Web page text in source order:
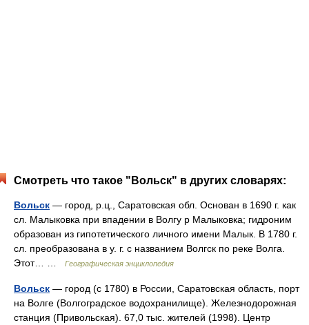
Смотреть что такое "Вольск" в других словарях:
Вольск — город, р.ц., Саратовская обл. Основан в 1690 г. как
сл. Малыковка при впадении в Волгу р Малыковка; гидроним
образован из гипотетического личного имени Малык. В 1780 г.
сл. преобразована в у. г. с названием Волгск по реке Волга.
Этот… …
Географическая энциклопедия
Вольск — город (с 1780) в России, Саратовская область, порт
на Волге (Волгоградское водохранилище). Железнодорожная
станция (Привольская). 67,0 тыс. жителей (1998). Центр